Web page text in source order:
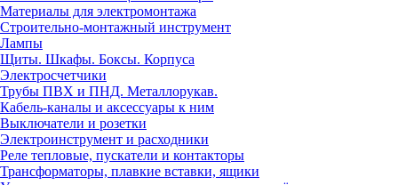
Материалы для электромонтажа
Строительно-монтажный инструмент
Лампы
Щиты. Шкафы. Боксы. Корпуса
Электросчетчики
Трубы ПВХ и ПНД. Металлорукав.
Кабель-каналы и аксессуары к ним
Выключатели и розетки
Электроинструмент и расходники
Реле тепловые, пускатели и контакторы
Трансформаторы, плавкие вставки, ящики